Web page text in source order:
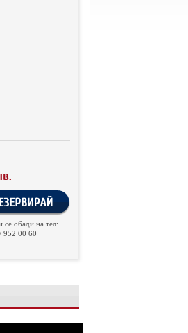
се обади на тел:
952 00 60